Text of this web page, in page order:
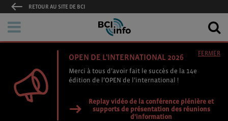
RETOUR AU SITE DE BCI
OPEN DE L'INTERNATIONAL 2026
Merci à tous d’avoir fait le succès de la 14e
édition de l’OPEN de l’international !
Replay vidéo de la conférence plénière et
supports de présentation des réunions
d'information
FERMER